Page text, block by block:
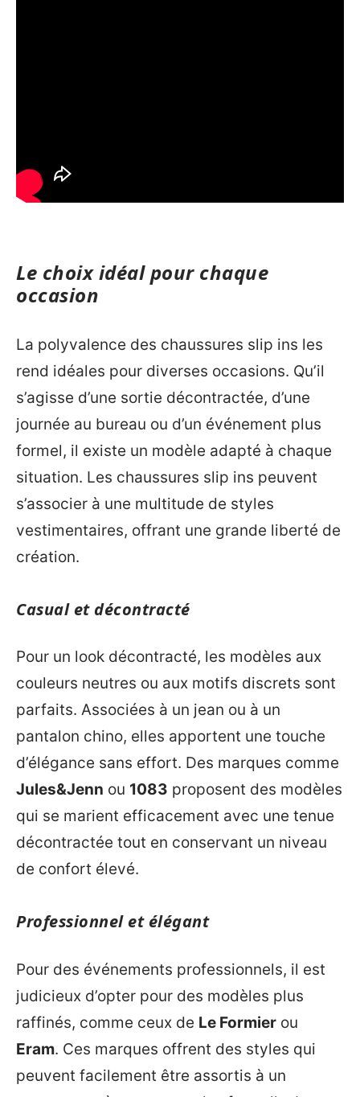
Le choix idéal pour chaque
occasion
La polyvalence des chaussures slip ins les
rend idéales pour diverses occasions. Qu’il
s’agisse d’une sortie décontractée, d’une
journée au bureau ou d’un événement plus
formel, il existe un modèle adapté à chaque
situation. Les chaussures slip ins peuvent
s’associer à une multitude de styles
vestimentaires, offrant une grande liberté de
création.
Casual et décontracté
Pour un look décontracté, les modèles aux
couleurs neutres ou aux motifs discrets sont
parfaits. Associées à un jean ou à un
pantalon chino, elles apportent une touche
d’élégance sans effort. Des marques comme
Jules&Jenn ou 1083 proposent des modèles
qui se marient efficacement avec une tenue
décontractée tout en conservant un niveau
de confort élevé.
Professionnel et élégant
Pour des événements professionnels, il est
judicieux d’opter pour des modèles plus
raffinés, comme ceux de Le Formier ou
Eram. Ces marques offrent des styles qui
peuvent facilement être assortis à un